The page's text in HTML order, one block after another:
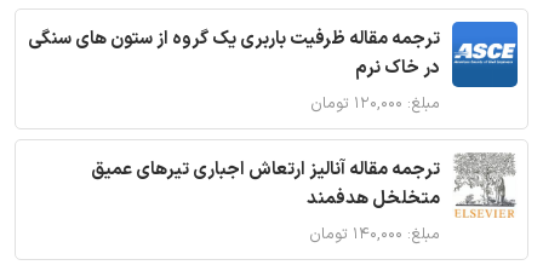
ترجمه مقاله ظرفیت باربری یک گروه از ستون های سنگی
در خاک نرم
مبلغ: ۱۲۰,۰۰۰ تومان
ترجمه مقاله آنالیز ارتعاش اجباری تیرهای عمیق
متخلخل هدفمند
مبلغ: ۱۴۰,۰۰۰ تومان